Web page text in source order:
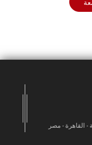
- القاهرة - مصر